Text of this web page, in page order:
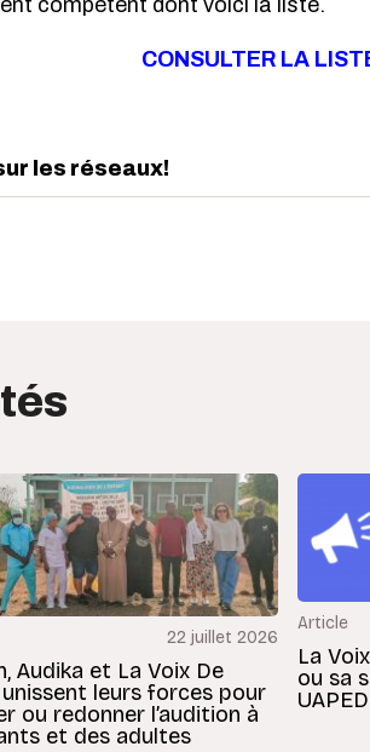
compétent dont voici la liste.
CONSULTER LA
les réseaux!
22 juillet 2026
Audika et La Voix De
unissent leurs forces pour
ou redonner l’audition à
et des adultes
Article
La
ou sa
UAPED